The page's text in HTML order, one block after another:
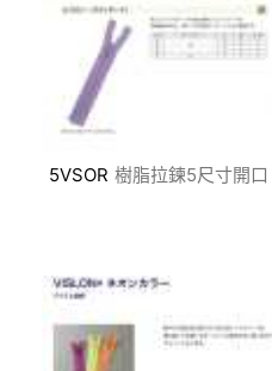
5VSOR 樹脂拉鍊5尺寸開口